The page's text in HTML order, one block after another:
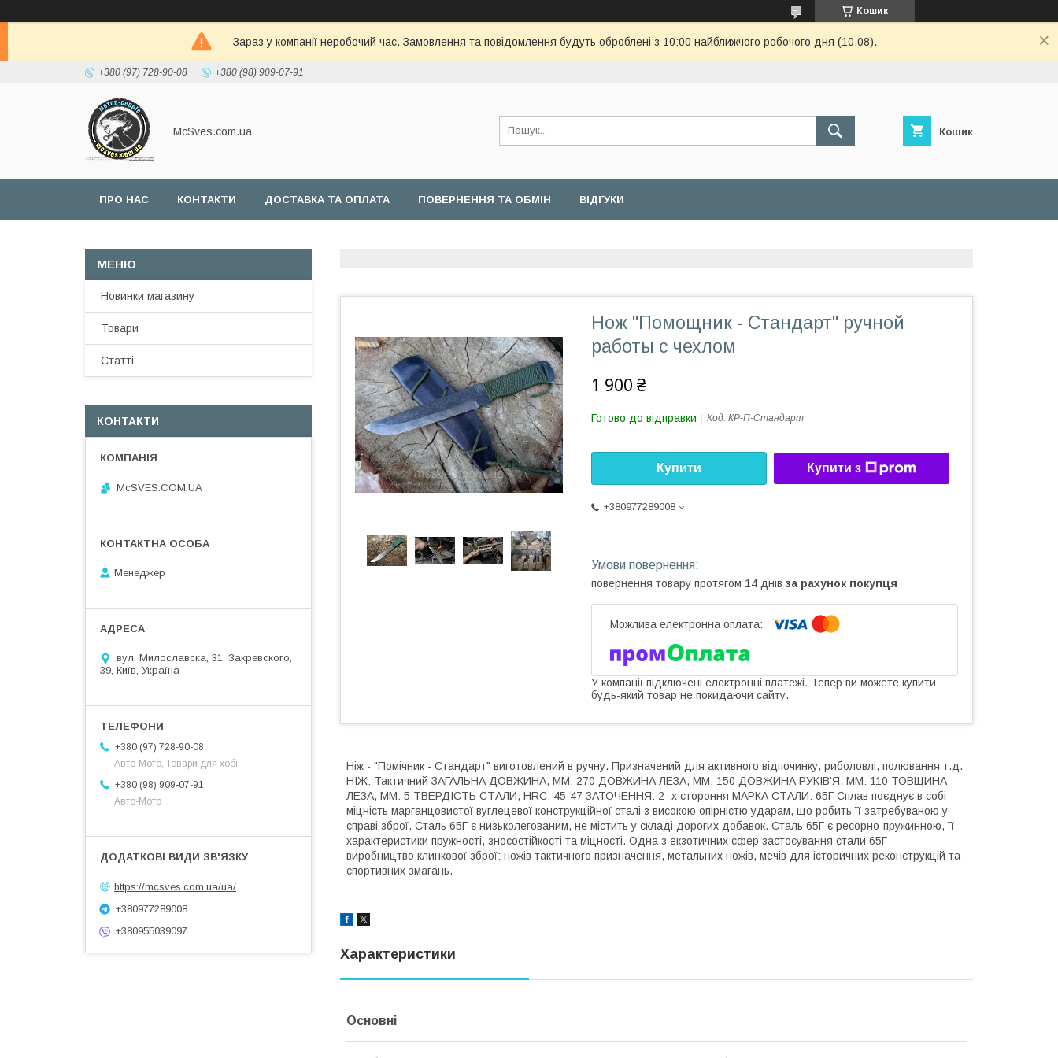
Кошик
Зараз у компанії неробочий час. Замовлення та повідомлення будуть оброблені з 10:00 найближчого робочого дня (10.08).
+380 (97) 728-90-08 +380 (98) 909-07-91
McSves.com.ua Кошик
ПРО НАС КОНТАКТИ ДОСТАВКА ТА ОПЛАТА ПОВЕРНЕННЯ ТА ОБМІН ВІДГУКИ
Нож "Помощник - Стандарт" ручной
работы с чехлом
1 900 ₴
Готово до відправки Код: КР-П-Стандарт
Купити Купити з
+380977289008
повернення товару протягом 14 днів за рахунок покупця
У компанії підключені електронні платежі. Тепер ви можете купити
будь-який товар не покидаючи сайту.
Ніж - "Помічник - Стандарт" виготовлений в ручну. Призначений для активного відпочинку, риболовлі, полювання т.д.
НІЖ: Тактичний ЗАГАЛЬНА ДОВЖИНА, ММ: 270 ДОВЖИНА ЛЕЗА, ММ: 150 ДОВЖИНА РУКІВ'Я, ММ: 110 ТОВЩИНА
ЛЕЗА, ММ: 5 ТВЕРДІСТЬ СТАЛИ, HRC: 45-47 ЗАТОЧЕННЯ: 2- х стороння МАРКА СТАЛИ: 65Г Сплав поєднує в собі
міцність марганцовистої вуглецевої конструкційної сталі з високою опірністю ударам, що робить її затребуваною у
справі зброї. Сталь 65Г є низьколегованим, не містить у складі дорогих добавок. Сталь 65Г є ресорно-пружинною, її
характеристики пружності, зносостійкості та міцності. Одна з екзотичних сфер застосування стали 65Г –
виробництво клинкової зброї: ножів тактичного призначення, метальних ножів, мечів для історичних реконструкцій та
спортивних змагань.
Характеристики
Основні
Новинки магазину
Товари
Статті
КОНТАКТИ
McSVES.COM.UA
Менеджер
вул. Милославска, 31, Закревского,
39, Київ, Україна
+380 (97) 728-90-08
Авто-Мото, Товари для хобі
+380 (98) 909-07-91
Авто-Мото
https://mcsves.com.ua/ua/
+380977289008
+380955039097